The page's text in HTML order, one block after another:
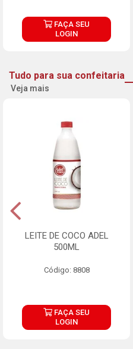
FAÇA SEU
LOGIN
Tudo para sua confeitaria
Veja mais
LEITE DE COCO ADEL
500ML
Código: 8808
FAÇA SEU
LOGIN